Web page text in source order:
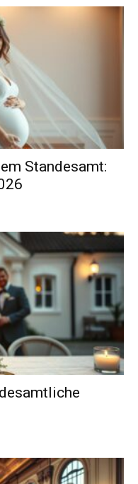
Standesamt: